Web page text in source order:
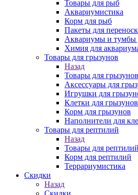
Товары для рыб
Аквариумистика
Корм для рыб
Пакеты для
Аквариумы и тумбы
Химия для
Товары для грызунов
Назад
Товары для грызунов
Аксессуары для
Игрушки для
Клетки для грызунов
Корм для грызунов
Наполнители для
Товары для рептилий
Назад
Товары для рептилий
Корм для рептилий
Террариумистика
Скидки
Назад
Скидки